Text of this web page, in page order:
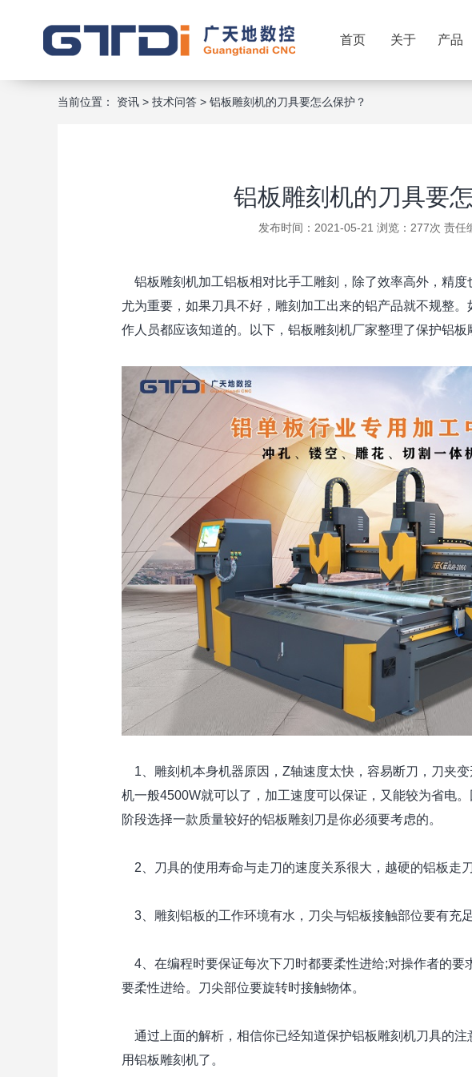
首页 关于 产品
当前位置： 资讯 > 技术问答 > 铝板雕刻机的刀具要怎么保护？
铝板雕刻机的刀具要
发布时间：2021-05-21 浏览：277次 责任
铝板雕刻机加工铝板相对比手工雕刻，除了效率高外，精
尤为重要，如果刀具不好，雕刻加工出来的铝产品就不规整
作人员都应该知道的。以下，铝板雕刻机厂家整理了保护铝板
1、雕刻机本身机器原因，Z轴速度太快，容易断刀，刀夹
机一般4500W就可以了，加工速度可以保证，又能较为省电
阶段选择一款质量较好的铝板雕刻刀是你必须要考虑的。
2、刀具的使用寿命与走刀的速度关系很大，越硬的铝板走刀
3、雕刻铝板的工作环境有水，刀尖与铝板接触部位要有充
4、在编程时要保证每次下刀时都要柔性进给;对操作者的要
要柔性进给。刀尖部位要旋转时接触物体。
通过上面的解析，相信你已经知道保护铝板雕刻机刀具的注
用铝板雕刻机了。